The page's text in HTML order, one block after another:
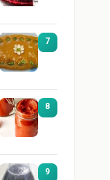
7
8
9